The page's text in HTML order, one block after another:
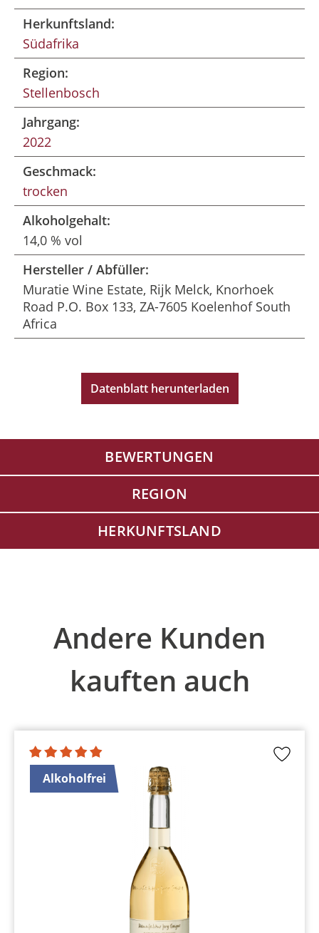
Herkunftsland:
Südafrika
Region:
Stellenbosch
Jahrgang:
2022
Geschmack:
trocken
Alkoholgehalt:
14,0 % vol
Hersteller / Abfüller:
Muratie Wine Estate, Rijk Melck, Knorhoek
Road P.O. Box 133, ZA-7605 Koelenhof South
Africa
Datenblatt herunterladen
BEWERTUNGEN
REGION
HERKUNFTSLAND
Andere Kunden
kauften auch
Alkoholfrei